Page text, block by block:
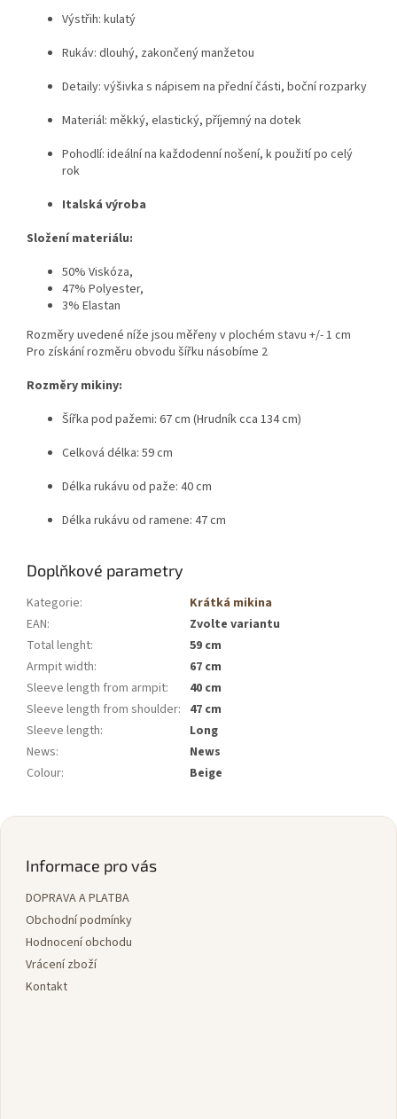
Výstřih: kulatý
Rukáv: dlouhý, zakončený manžetou
Detaily: výšivka s nápisem na přední části, boční rozparky
Materiál: měkký, elastický, příjemný na dotek
Pohodlí: ideální na každodenní nošení, k použití po celý
rok
Italská výroba
Složení materiálu:
50% Viskóza,
47% Polyester,
3% Elastan
Rozměry uvedené níže jsou měřeny v plochém stavu +/- 1 cm
Pro získání rozměru obvodu šířku násobíme 2
Rozměry mikiny:
Šířka pod pažemi: 67 cm (Hrudník cca 134 cm)
Celková délka: 59 cm
Délka rukávu od paže: 40 cm
Délka rukávu od ramene: 47 cm
Doplňkové parametry
Kategorie:
Krátká mikina
EAN:
Zvolte variantu
Total lenght:
59 cm
Armpit width:
67 cm
Sleeve length from armpit:
40 cm
Sleeve length from shoulder: 47 cm
Sleeve length:
Long
News:
News
Colour: Beige
Z
Informace pro vás
DOPRAVA A PLATBA
Obchodní podmínky
Hodnocení obchodu
Vrácení zboží
Kontakt